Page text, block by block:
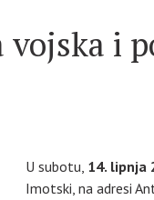
vojska i
U subotu, 14. lipnja
Imotski, na adresi